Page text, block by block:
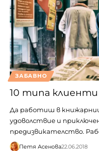
ЗАБАВНО
10 типа
Да работиш в
удоволствие и
предизвикателство.
Петя Асенова22.06.2018